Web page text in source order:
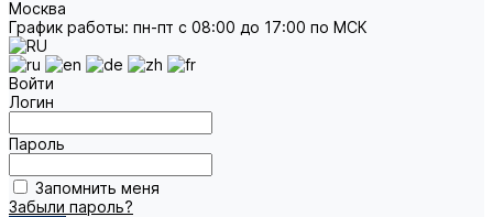
Москва
График работы: пн-пт с 08:00 до 17:00 по МСК
Войти
Логин
Пароль
Запомнить меня
Забыли пароль?